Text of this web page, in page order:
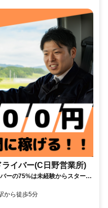
イバー(C日野営業所)
ーの75%は未経験からスタート
駅から徒歩5分